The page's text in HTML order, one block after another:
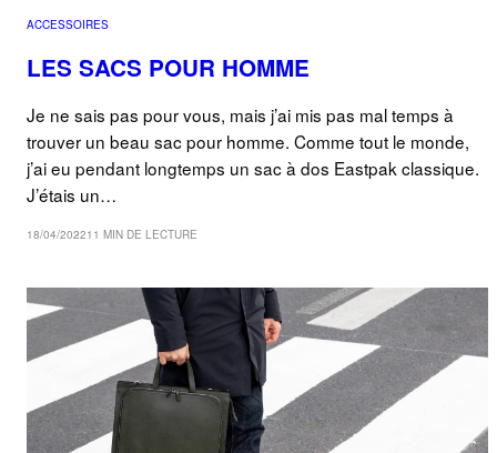
ACCESSOIRES
LES SACS POUR HOMME
Je ne sais pas pour vous, mais j’ai mis pas mal temps à
trouver un beau sac pour homme. Comme tout le monde,
j’ai eu pendant longtemps un sac à dos Eastpak classique.
J’étais un…
18/04/202211 MIN DE LECTURE